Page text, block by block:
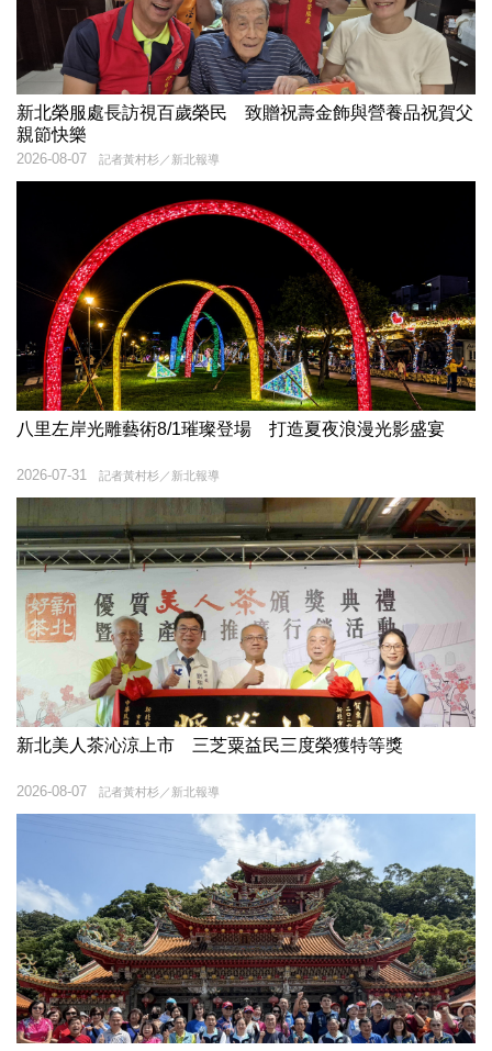
新北榮服處長訪視百歲榮民 致贈祝壽金飾與營養品祝賀父
親節快樂
記者黃村杉／新北報導
2026-08-07
八里左岸光雕藝術8/1璀璨登場 打造夏夜浪漫光影盛宴
記者黃村杉／新北報導
2026-07-31
新北美人茶沁涼上市 三芝粟益民三度榮獲特等獎
記者黃村杉／新北報導
2026-08-07